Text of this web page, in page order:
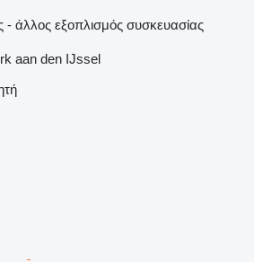
- άλλος εξοπλισμός συσκευασίας
aan den IJssel